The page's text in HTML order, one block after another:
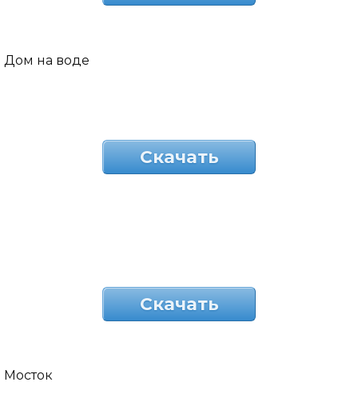
Дом на воде
Скачать
Скачать
Мосток